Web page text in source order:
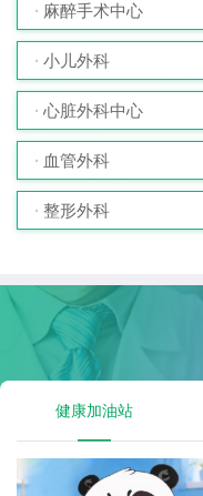
麻醉手术中心
小儿外科
心脏外科中心
血管外科
整形外科
健康加油站